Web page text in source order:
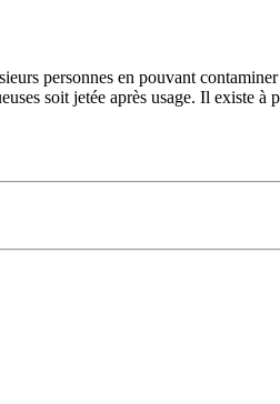
personnes en pouvant
soit jetée après usage. Il existe à